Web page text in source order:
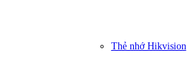
Thẻ nhớ Hikvision